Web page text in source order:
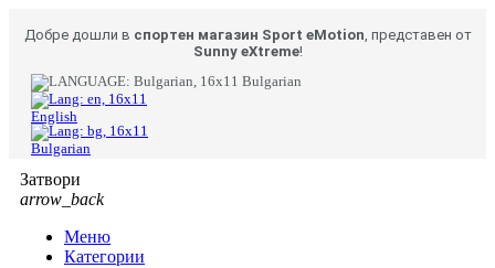
Добре дошли в спортен магазин Sport eMotion, представен от
Sunny eXtreme!
Bulgarian
English
Bulgarian
Затвори
arrow_back
Меню
Категории